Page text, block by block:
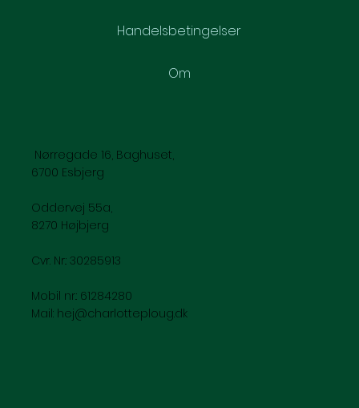
Nørregade 16, Baghuset,
6700 Esbjerg
Oddervej 55a,
8270 Højbjerg
Cvr. Nr.: 30285913
Mobil nr.: 61284280
Mail: hej@charlotteploug.dk
Handelsbetingelser
Om